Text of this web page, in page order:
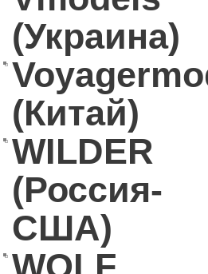
(Украина)
(Китай)
WILDER
(Россия-
США)
WOLF